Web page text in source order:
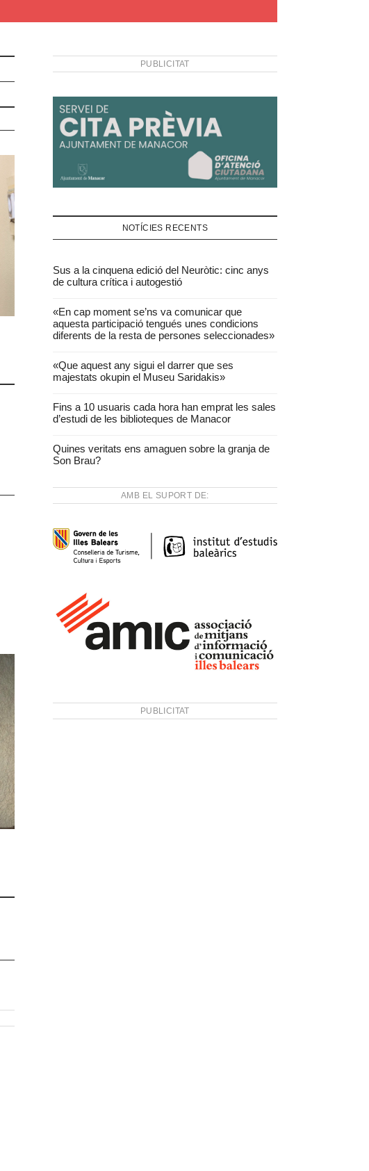
PUBLICITAT
NOTÍCIES RECENTS
Sus a la cinquena edició del Neuròtic: cinc anys
de cultura crítica i autogestió
«En cap moment se’ns va comunicar que
aquesta participació tengués unes condicions
diferents de la resta de persones seleccionades»
«Que aquest any sigui el darrer que ses
majestats okupin el Museu Saridakis»
Fins a 10 usuaris cada hora han emprat les sales
d’estudi de les biblioteques de Manacor
Quines veritats ens amaguen sobre la granja de
Son Brau?
AMB EL SUPORT DE:
PUBLICITAT